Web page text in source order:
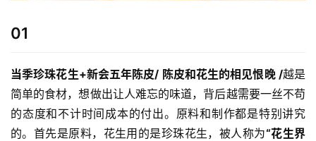
01
当季珍珠花生+新会五年陈皮/ 陈皮和花生的相见恨晚 /越是
简单的食材，想做出让人难忘的味道，背后越需要一丝不苟
的态度和不计时间成本的付出。原料和制作都是特别讲究
的。首先是原料，花生用的是珍珠花生，被人称为“花生界